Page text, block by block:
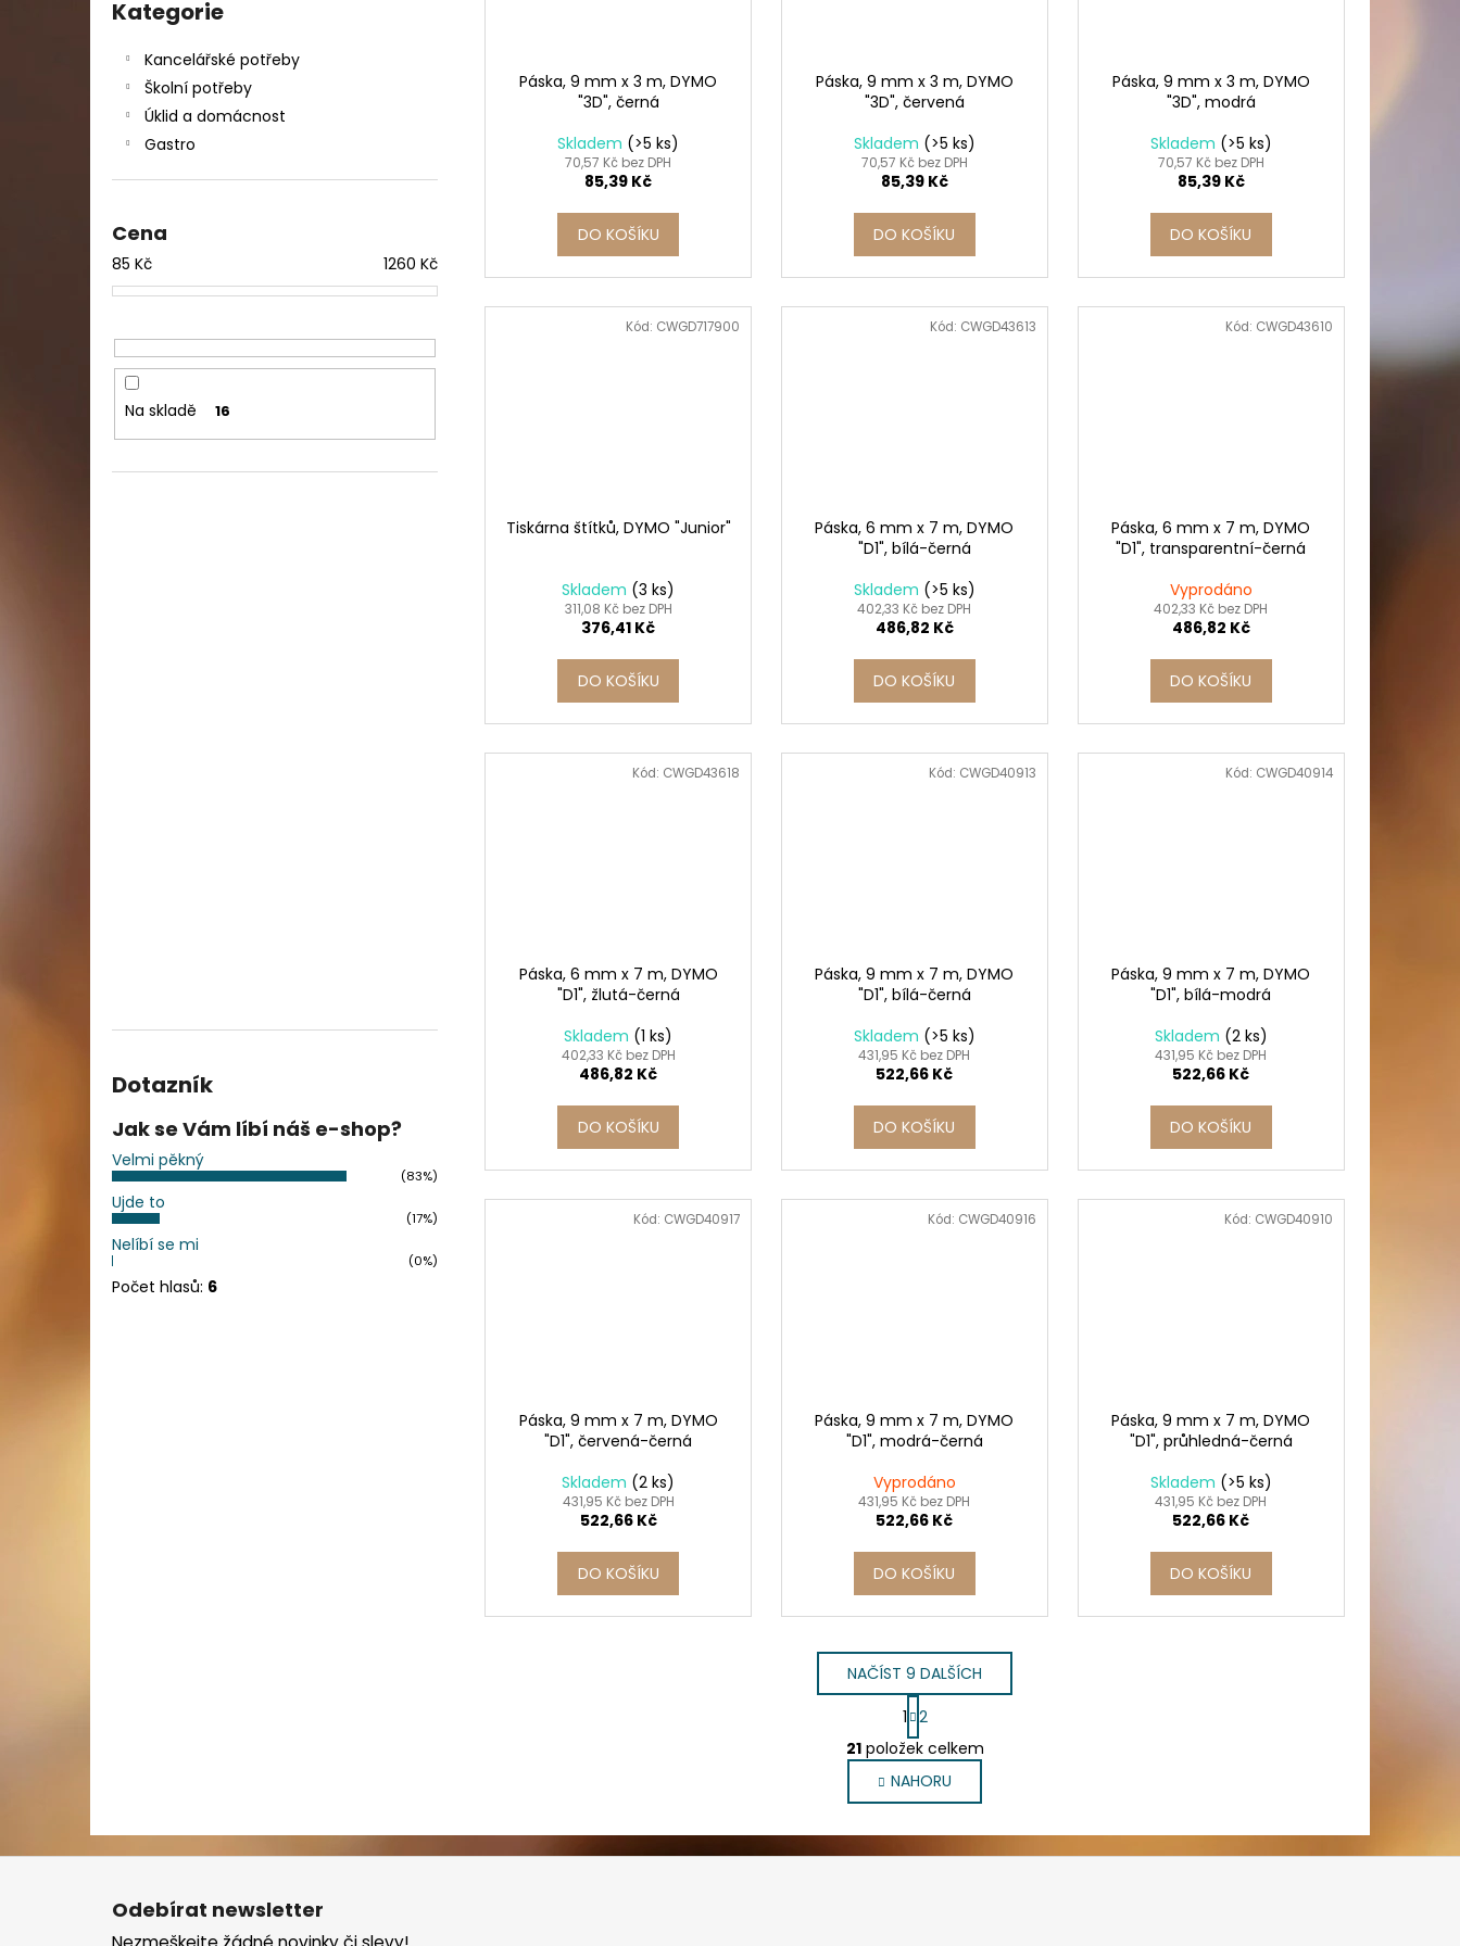
kategorie
Kategorie
Kancelářské potřeby
Školní potřeby
Úklid a domácnost
Gastro
Cena
85 Kč 1260 Kč
Na skladě 16
Dotazník
Jak se Vám líbí náš e-shop?
Velmi pěkný
(83%)
Ujde to
(17%)
Nelíbí se mi
(0%)
Počet hlasů: 6
Páska, 9 mm x 3 m, DYMO
"3D", černá
Skladem (>5 ks)
70,57 Kč bez DPH
85,39 Kč
DO KOŠÍKU
Páska, 9 mm x 3 m, DYMO
"3D", červená
Skladem (>5 ks)
70,57 Kč bez DPH
85,39 Kč
DO KOŠÍKU
Páska, 9 mm x 3 m, DYMO
"3D", modrá
Skladem (>5 ks)
70,57 Kč bez DPH
85,39 Kč
DO KOŠÍKU
Tiskárna štítků, DYMO "Junior"
Skladem (3 ks)
311,08 Kč bez DPH
376,41 Kč
DO KOŠÍKU
Kód: CWGD717900
Páska, 6 mm x 7 m, DYMO
"D1", bílá-černá
Skladem (>5 ks)
402,33 Kč bez DPH
486,82 Kč
DO KOŠÍKU
Kód: CWGD43613
Páska, 6 mm x 7 m, DYMO
"D1", transparentní-černá
Vyprodáno
402,33 Kč bez DPH
486,82 Kč
DO KOŠÍKU
Kód: CWGD43610
Páska, 6 mm x 7 m, DYMO
"D1", žlutá-černá
Skladem (1 ks)
402,33 Kč bez DPH
486,82 Kč
DO KOŠÍKU
Kód: CWGD43618
Páska, 9 mm x 7 m, DYMO
"D1", bílá-černá
Skladem (>5 ks)
431,95 Kč bez DPH
522,66 Kč
DO KOŠÍKU
Kód: CWGD40913
Páska, 9 mm x 7 m, DYMO
"D1", bílá-modrá
Skladem (2 ks)
431,95 Kč bez DPH
522,66 Kč
DO KOŠÍKU
Kód: CWGD40914
Páska, 9 mm x 7 m, DYMO
"D1", červená-černá
Skladem (2 ks)
431,95 Kč bez DPH
522,66 Kč
DO KOŠÍKU
Kód: CWGD40917
Páska, 9 mm x 7 m, DYMO
"D1", modrá-černá
Vyprodáno
431,95 Kč bez DPH
522,66 Kč
DO KOŠÍKU
Kód: CWGD40916
Páska, 9 mm x 7 m, DYMO
"D1", průhledná-černá
Skladem (>5 ks)
431,95 Kč bez DPH
522,66 Kč
DO KOŠÍKU
Kód: CWGD40910
O
v
l
á
d
a
NAČÍST 9 DALŠÍCH
S
t
r
á
n
k
o
v
1 2
21položek celkem
NAHORU
DAHLE LAMINÁTOR 70103, A3, 2 VÁLCE
Původně: 2 667 Kč
349 Kč
Odebírat newsletter